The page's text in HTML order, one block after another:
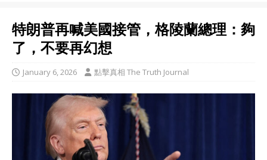
特朗普再喊美國接管，格陵蘭總理：夠
了，不要再幻想
January 6, 2026 點擊真相 The Truth Journal